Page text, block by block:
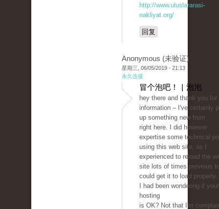
http://www.uluslararasi-
nakliyat.org/
回复
Anonymous (未验证)
星期三, 06/05/2019 - 21:13
永久连接
冒个泡吧！ | 泡泡
hey there and thank you for
information – I've certainly
up something new from
right here. I did however
expertise some technical
using this web site, as I
experienced to reload the
site lots of times previous
could get it to load properly.
I had been wondering if
hosting
is OK? Not that I'm